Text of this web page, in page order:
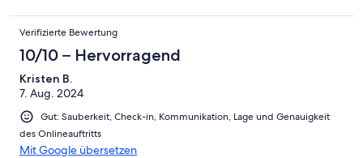
(orange tress in the garden!) with lots of gardens and coffee on
the balcony in the morning with that view of the mountains…
There are lots of amazing mountain hikes, both on the doorstep
and within 10km, we did some stunning routes taking in lovely
villages like Pampaneiro, really not to be missed. This really is an
awesome place to have a holiday, the house has everything you
need, inside and out including aircon in all the rooms, a lovely
pool, incredible mountain location a short walk from a lovely
town with restaurants, shops, bars and lovely cafes.
Verifizierte Bewertung
10/10 – Hervorragend
Kristen B.
7. Aug. 2024
Gut: Sauberkeit, Check-in, Kommunikation, Lage und Genauigkeit
des Onlineauftritts
Mit Google übersetzen